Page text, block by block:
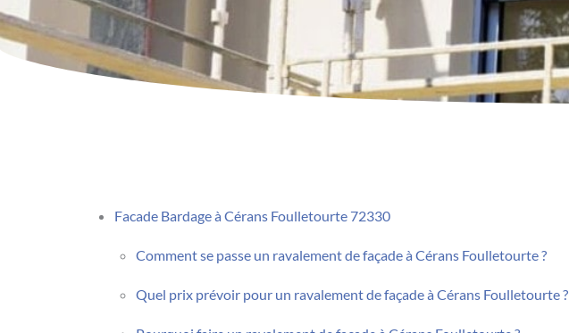
Facade Bardage à Cérans Foulletourte 72330
Comment se passe un ravalement de façade à Cérans Foulletourte ?
Quel prix prévoir pour un ravalement de façade à Cérans Foulletourte ?